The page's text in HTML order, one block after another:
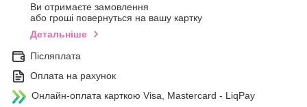
Ви отримаєте замовлення
або гроші повернуться на вашу картку
Детальніше
Післяплата
Оплата на рахунок
Онлайн-оплата карткою Visa, Mastercard - LiqPay